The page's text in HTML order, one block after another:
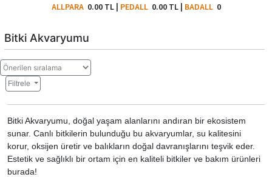
ALLPARA 0.00 TL| PEDALL 0.00 TL| BADALL0
Bitki Akvaryumu
Filtrele
Bitki Akvaryumu, doğal yaşam alanlarını andıran bir ekosistem
sunar. Canlı bitkilerin bulunduğu bu akvaryumlar, su kalitesini
korur, oksijen üretir ve balıkların doğal davranışlarını teşvik eder.
Estetik ve sağlıklı bir ortam için en kaliteli bitkiler ve bakım ürünleri
burada!